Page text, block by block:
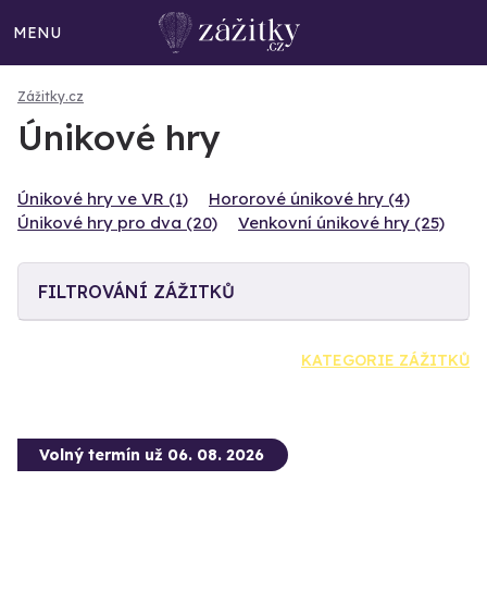
MENU
Zážitky.cz
Únikové hry
Únikové hry ve VR (1)
Hororové únikové hry (4)
Únikové hry pro dva (20)
Venkovní únikové hry (25)
FILTROVÁNÍ ZÁŽITKŮ
KATEGORIE ZÁŽITKŮ
Volný termín už 06. 08. 2026